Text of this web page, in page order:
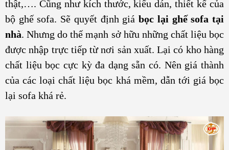
thật,…. Cũng như kích thước, kiểu dán, thiết kế của
bộ ghế sofa. Sẽ quyết định giábọc lại ghế sofa tại
nhà. Nhưng do thế mạnh sở hữu những chất liệu bọc
được nhập trực tiếp từ nơi sản xuất. Lại có kho hàng
chất liệu bọc cực kỳ đa dạng sẵn có. Nên giá thành
của các loại chất liệu bọc khá mềm, dẫn tới giá bọc
lại sofa khá rẻ.